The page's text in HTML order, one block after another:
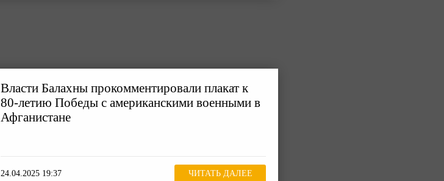
Власти Балахны прокомментировали плакат к
80-летию Победы с американскими военными в
Афганистане
24.04.2025 19:37 ЧИТАТЬ ДАЛЕЕ